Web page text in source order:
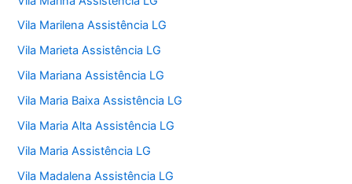
Vila Marilena Assistência LG
Vila Marieta Assistência LG
Vila Mariana Assistência LG
Vila Maria Baixa Assistência LG
Vila Maria Alta Assistência LG
Vila Maria Assistência LG
Vila Madalena Assistência LG